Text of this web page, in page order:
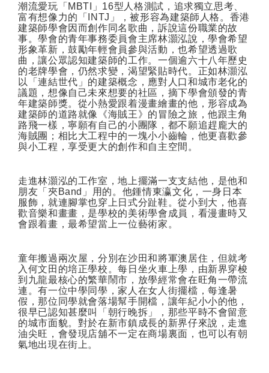
潮流愛玩「 MBTI 」 16型人格測試，追求獨立思考、
富有想像力的「
INTJ 」，被形容為建築師人格。香港
建築師學會因而創作同名歌曲，訴說這份職業的故
事。學會的青年事務委員會主席林灝泓說，學會希望
形象革新，鼓勵年輕會員參與活動，也希望透過歌
曲，讓公眾認知建築師的工作。一個逾六十八年歷史
的老牌學會，仍然求變，渴望緊貼時代。正如林灝泓
以「連結世代」的建築概念，應對人口和城市老化的
議題，想像自己未來想要的社區，摘下學會頒發的青
年建築師獎。從小熱愛跟着漫畫繪畫的他，形容成為
建築師的道路就像《海賊王》的冒險之旅，他跟主角
路飛一樣，寧願有自己的小團隊，都不願追趕龐大的
海賊團；相比大工程中的一塊小小齒輪，他更喜歡參
與小工程，享受更大的創作和自主空間。
走進林灝泓的工作室，地上擺滿一支支結他，是他和
朋友「夾Band 」用的。他鍾情東瀛文化，一身日本
服飾，就連腳掌也穿上日式分趾鞋。從小到大，他喜
歡音樂和畫畫，是學校的美術學會成員，看漫畫時又
會跟着畫，最希望當上一位藝術家。
童年搬過兩次屋，分別在沙田和將軍澳居住，但就考
入何文田的培正學校。每日坐火車上學，由新界穿梭
到九龍最核心的繁華鬧市，放學經常會在旺角一帶流
連。有一位中學同學，家人在女人街擺檔，每逢暑
假，那位同學就會落場幫手開檔，讓年紀小小的他，
很早已認知甚麼叫「朝行晚拆」，那些平時不會留意
的城市面貌。對於在新市鎮成長的新界仔來說，走進
油尖旺，會發現店舖不一定在商場裏面，也可以有朝
氣地出現在街上。